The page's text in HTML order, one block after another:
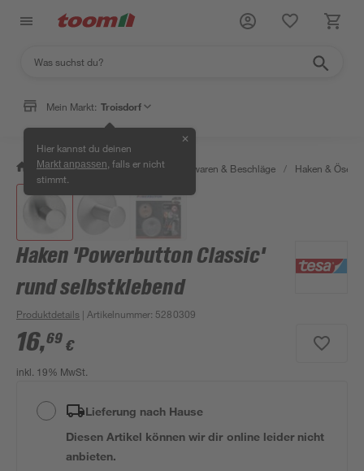
Mein Markt: Troisdorf
Hier kannst du deinen
Markt anpassen , falls er nicht
stimmt.
✕
/ Werkstatt & Maschinen / Eisenwaren & Beschläge / Haken & Ösen
Haken 'Powerbutton Classic'
rund selbstklebend
Produktdetails | Artikelnummer: 5280309
16,69 €
inkl. 19% MwSt.
Lieferung nach Hause
Diesen Artikel können wir dir online leider nicht
anbieten.